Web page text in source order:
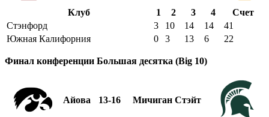
Клуб 1 2 3 4
Счет
Стэнфорд
3 10 14 14
41
Южная Калифорния
0 3 13 6 22
Финал конференции Большая десятка (Big 10)
Айова 13-16 Мичиган Стэйт